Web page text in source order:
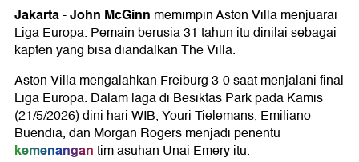
Jakarta-John McGinn memimpin Aston Villa menjuarai
Liga Europa. Pemain berusia 31 tahun itu dinilai sebagai
kapten yang bisa diandalkan The Villa.
Aston Villa mengalahkan Freiburg 3-0 saat menjalani final
Liga Europa. Dalam laga di Besiktas Park pada Kamis
(21/5/2026) dini hari WIB, Youri Tielemans, Emiliano
Buendia, dan Morgan Rogers menjadi penentu
kemenangantim asuhan Unai Emery itu.